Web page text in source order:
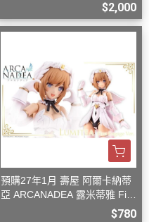
$2,000
預購27年1月 壽屋 阿爾卡納蒂
亞 ARCANADEA 露米蒂雅 Firs
$780